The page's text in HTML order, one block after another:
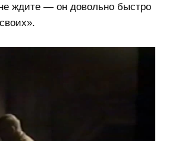
ждите — он довольно быстро